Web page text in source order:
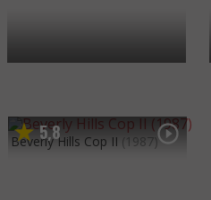
5,8
Beverly Hills Cop II (1987)